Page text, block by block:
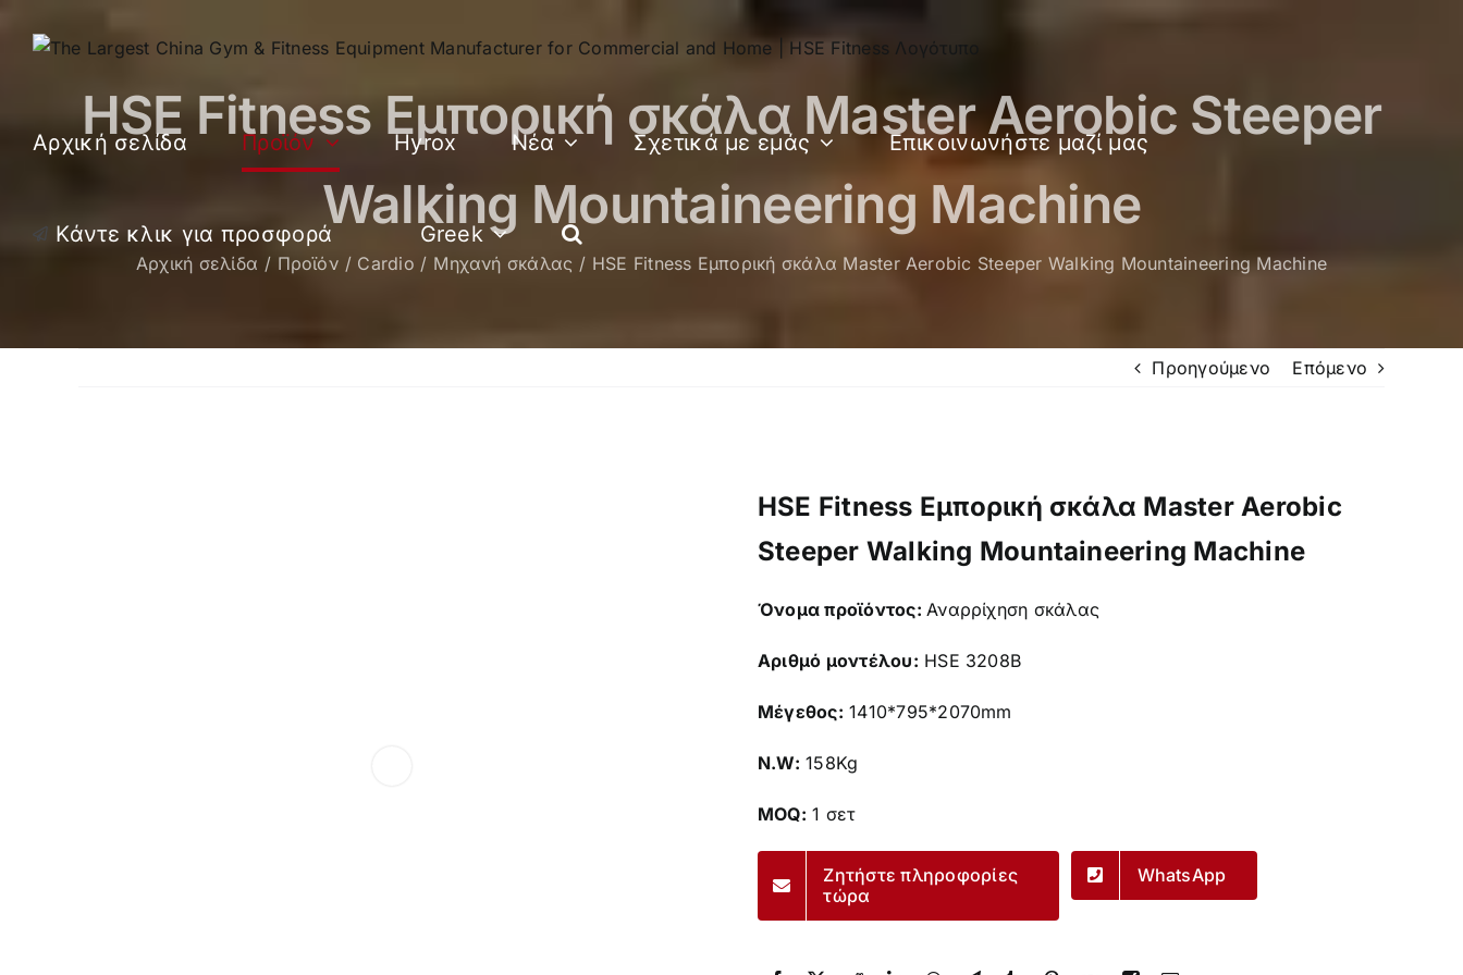
Αρχική σελίδα Προϊόν Hyrox Νέα Σχετικά με εμάς Επικοινωνήστε μαζί μας
Κάντε κλικ για προσφορά Greek
HSE Fitness Εμπορική σκάλα Master Aerobic Steeper
Walking Mountaineering Machine
Αρχική σελίδα Προϊόν Cardio Μηχανή σκάλας HSE Fitness Εμπορική σκάλα Master Aerobic Steeper Walking Mountaineering Machine
Προηγούμενο Επόμενο
HSE Fitness Εμπορική σκάλα Master Aerobic
Steeper Walking Mountaineering Machine
Όνομα προϊόντος: Αναρρίχηση σκάλας
Αριθμό μοντέλου: HSE 3208B
Μέγεθος: 1410*795*2070mm
N.W: 158Kg
MOQ: 1 σετ
Ζητήστε πληροφορίες
τώρα
WhatsApp